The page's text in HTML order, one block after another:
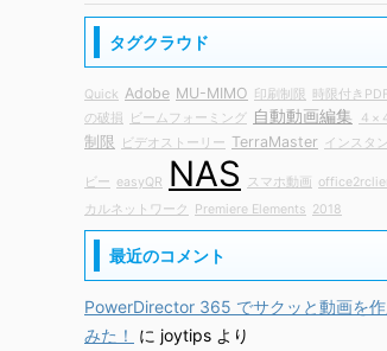
タグクラウド
Quick Adobe MU-MIMO 印刷制限 時限付きPDF
の破損
ビームフォーミング 自動動画編集 ４×
制限
ビデオストーリー TerraMaster インスタ
ビー easyQR NAS スマホ動画
カルネットワーク
Premiere Elements 2018
最近のコメント
PowerDirector 365 でサクッと動画を作
みた！
に joytips より